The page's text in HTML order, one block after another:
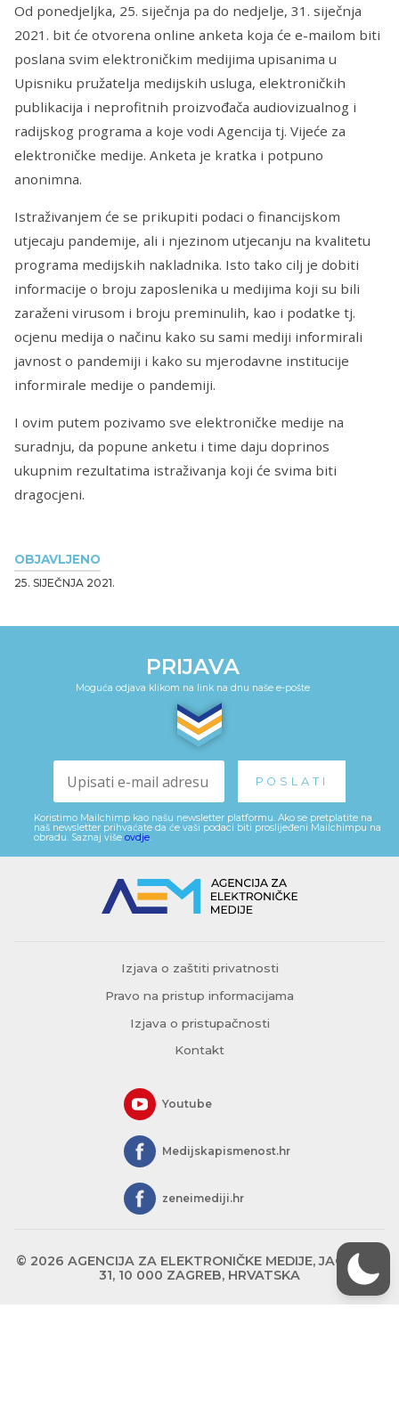
OBJAVLJENO
25. SIJEČNJA 2021.
Od ponedjeljka, 25. siječnja pa do nedjelje, 31. siječnja
2021. bit će otvorena online anketa koja će e-mailom biti
poslana svim elektroničkim medijima upisanima u
Upisniku pružatelja medijskih usluga, elektroničkih
publikacija i neprofitnih proizvođača audiovizualnog i
radijskog programa a koje vodi Agencija tj. Vijeće za
elektroničke medije. Anketa je kratka i potpuno
anonimna.
Istraživanjem će se prikupiti podaci o financijskom
utjecaju pandemije, ali i njezinom utjecanju na kvalitetu
programa medijskih nakladnika. Isto tako cilj je dobiti
informacije o broju zaposlenika u medijima koji su bili
zaraženi virusom i broju preminulih, kao i podatke tj.
ocjenu medija o načinu kako su sami mediji informirali
javnost o pandemiji i kako su mjerodavne institucije
informirale medije o pandemiji.
I ovim putem pozivamo sve elektroničke medije na
suradnju, da popune anketu i time daju doprinos
ukupnim rezultatima istraživanja koji će svima biti
dragocjeni.
PRIJAVA
Moguća odjava klikom na link na dnu naše e-pošte
Koristimo Mailchimp kao našu newsletter platformu. Ako se pretplatite na
naš newsletter prihvaćate da će vaši podaci biti proslijeđeni Mailchimpu na
obradu. Saznaj više ovdje.
Izjava o zaštiti privatnosti
Pravo na pristup informacijama
Izjava o pristupačnosti
Kontakt
Youtube
Medijskapismenost.hr
zeneimediji.hr
© 2026 AGENCIJA ZA ELEKTRONIČKE MEDIJE, JAGIĆEVA
31, 10 000 ZAGREB, HRVATSKA